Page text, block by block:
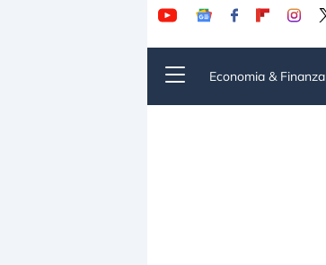
Economia & Finanza